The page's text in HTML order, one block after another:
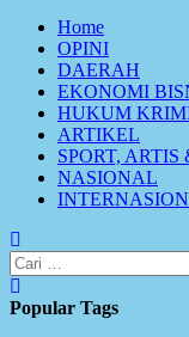
Home
OPINI
DAERAH
EKONOMI
HUKUM
ARTIKEL
SPORT,
NASIONAL
Cari
untuk:
Popular Tags